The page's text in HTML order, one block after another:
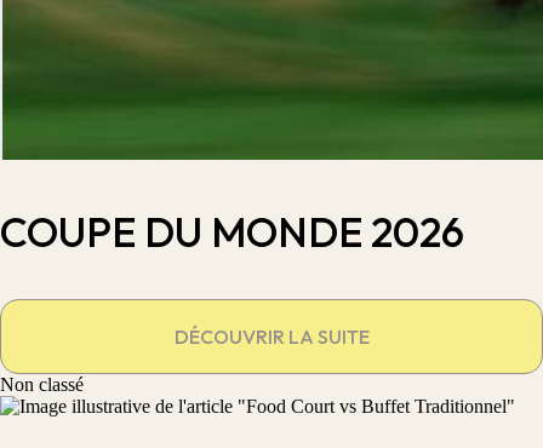
COUPE DU MONDE 2026
DÉCOUVRIR LA SUITE
Non classé